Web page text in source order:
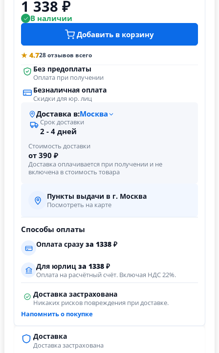
Доставка
Доставка застрахована
1 338 ₽
В наличии
Добавить в корзину
★ 4.728 отзывов всего
Без предоплаты
Оплата при получении
Безналичная оплата
Скидки для юр. лиц
Доставка в:Москва
Срок доставки
2 - 4 дней
Стоимость доставки
от 390 ₽
Доставка оплачивается при получении и не
включена в стоимость товара
Пункты выдачи в г. Москва
Посмотреть на карте
Способы оплаты
Оплата сразу за 1338 ₽
Для юрлиц за 1338 ₽
Оплата на расчётный счёт. Включая НДС 22%.
Доставка застрахована
Никаких рисков повреждения при доставке.
Напомнить о покупке